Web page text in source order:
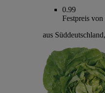
0.99
Festpreis
aus